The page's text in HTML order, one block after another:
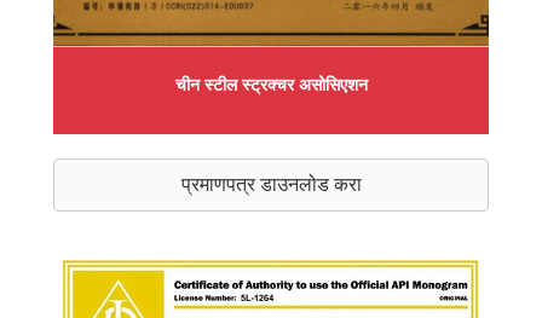
चीन स्टील स्ट्रक्चर असोसिएशन
प्रमाणपत्र डाउनलोड करा